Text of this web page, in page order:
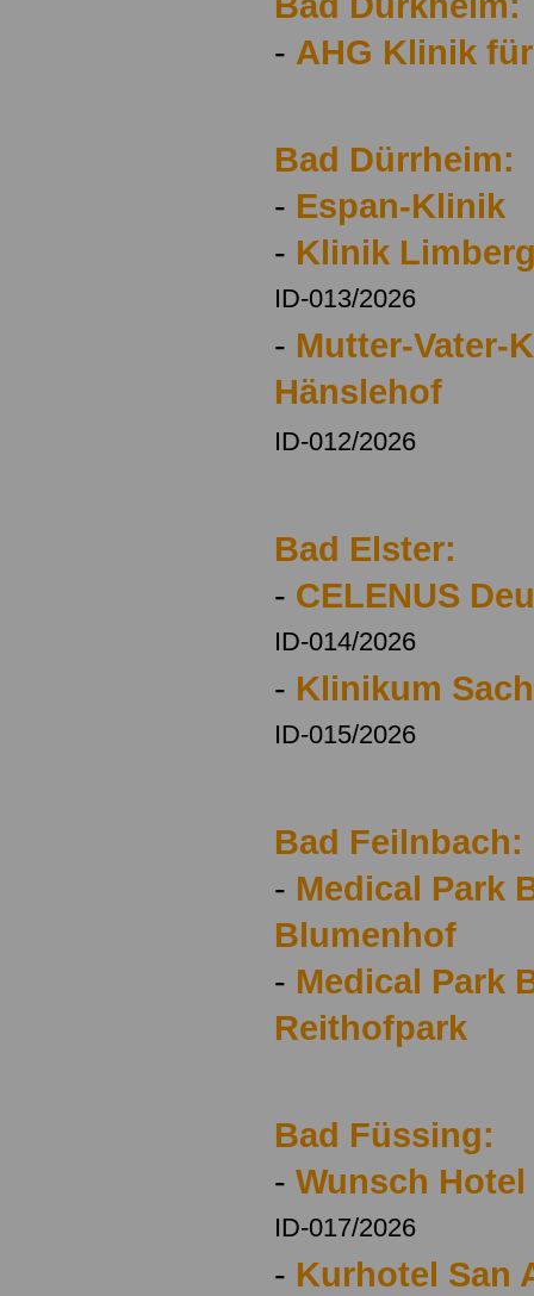
- AHG Klinik
Bad Dürrheim:
- Espan-Klinik
- Klinik
ID-013/2026
- Mutter-Vater-
Hänslehof
ID-012/2026
Bad Elster:
- CELENUS
ID-014/2026
- Klinikum
ID-015/2026
Bad Feilnbach:
- Medical Park
Blumenhof
- Medical Park
Reithofpark
Bad Füssing:
- Wunsch Hotel
ID-017/2026
- Kurhotel San